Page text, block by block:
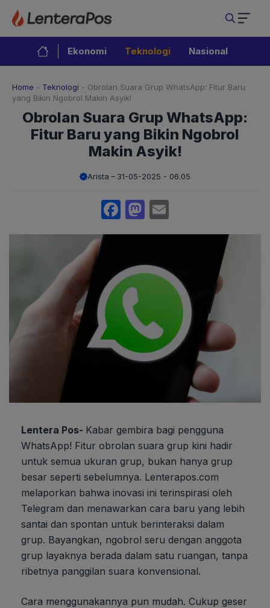
Langsung
isi
Ekonomi Teknologi Nasional
Home - Teknologi - Obrolan Suara Grup WhatsApp: Fitur Baru
yang Bikin Ngobrol Makin Asyik!
Obrolan Suara Grup WhatsApp:
Fitur Baru yang Bikin Ngobrol
Makin Asyik!
Arista 31-05-2025 - 06.05
Facebook
Mastodon
Lentera Pos- Kabar gembira bagi pengguna
WhatsApp! Fitur obrolan suara grup kini hadir
untuk semua ukuran grup, bukan hanya grup
besar seperti sebelumnya. Lenterapos.com
melaporkan bahwa inovasi ini terinspirasi oleh
Telegram dan menawarkan cara baru yang lebih
santai dan spontan untuk berinteraksi dalam
grup. Bayangkan, ngobrol seru dengan anggota
grup layaknya berada dalam satu ruangan, tanpa
ribetnya panggilan suara konvensional.
Cara menggunakannya pun mudah. Cukup geser